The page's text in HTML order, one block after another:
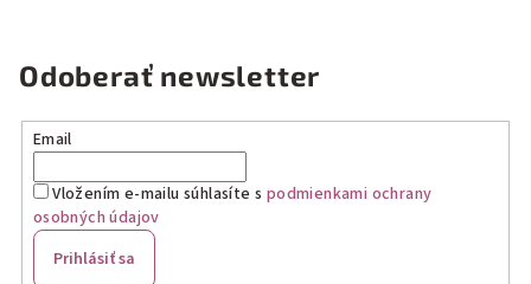
Odoberať newsletter
Email
Vložením e-mailu súhlasíte s podmienkami ochrany
osobných údajov
Prihlásiť sa